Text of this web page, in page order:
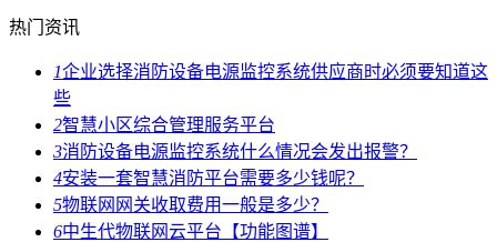
热门资讯
1企业选择消防设备电源监控系统供应商时必须要知道这
些
2智慧小区综合管理服务平台
3消防设备电源监控系统什么情况会发出报警？
4安装一套智慧消防平台需要多少钱呢？
5物联网网关收取费用一般是多少？
6中生代物联网云平台【功能图谱】